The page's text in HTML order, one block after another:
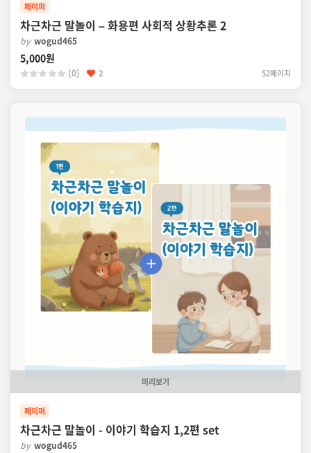
페이퍼
차근차근 말놀이 – 화용편 사회적 상황추론 2
by wogud465
5,000원
(0) 2 52페이지
미리보기
페이퍼
차근차근 말놀이 - 이야기 학습지 1,2편 set
by wogud465